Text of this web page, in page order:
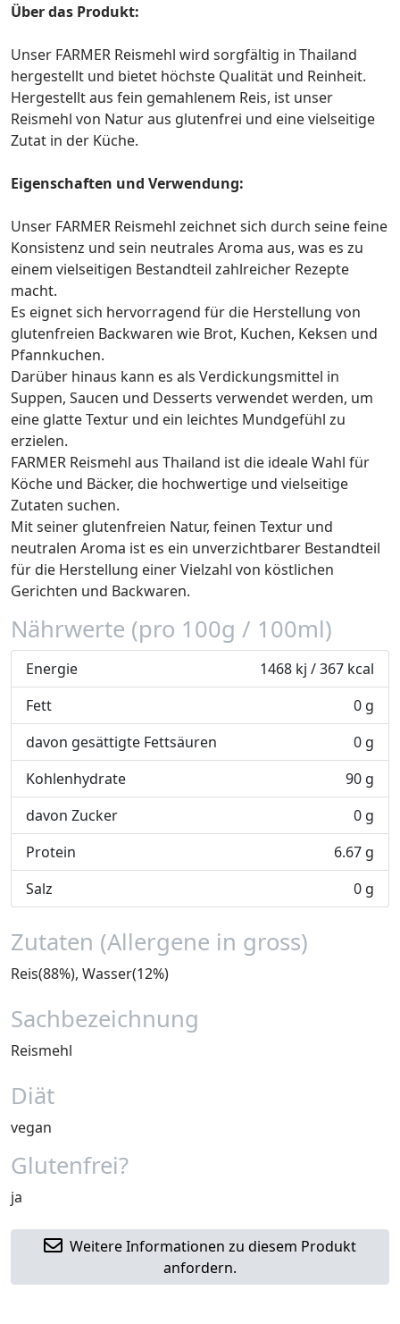
Über das Produkt:
Unser FARMER Reismehl wird sorgfältig in Thailand
hergestellt und bietet höchste Qualität und Reinheit.
Hergestellt aus fein gemahlenem Reis, ist unser
Reismehl von Natur aus glutenfrei und eine vielseitige
Zutat in der Küche.
Eigenschaften und Verwendung:
Unser FARMER Reismehl zeichnet sich durch seine feine
Konsistenz und sein neutrales Aroma aus, was es zu
einem vielseitigen Bestandteil zahlreicher Rezepte
macht.
Es eignet sich hervorragend für die Herstellung von
glutenfreien Backwaren wie Brot, Kuchen, Keksen und
Pfannkuchen.
Darüber hinaus kann es als Verdickungsmittel in
Suppen, Saucen und Desserts verwendet werden, um
eine glatte Textur und ein leichtes Mundgefühl zu
erzielen.
FARMER Reismehl aus Thailand ist die ideale Wahl für
Köche und Bäcker, die hochwertige und vielseitige
Zutaten suchen.
Mit seiner glutenfreien Natur, feinen Textur und
neutralen Aroma ist es ein unverzichtbarer Bestandteil
für die Herstellung einer Vielzahl von köstlichen
Gerichten und Backwaren.
Nährwerte (pro 100g / 100ml)
Energie
1468 kj / 367 kcal
Fett
0 g
davon gesättigte Fettsäuren
0 g
Kohlenhydrate
90 g
davon Zucker
0 g
Protein
6.67 g
Salz
0 g
Zutaten (Allergene in gross)
Reis(88%), Wasser(12%)
Sachbezeichnung
Reismehl
Diät
vegan
Glutenfrei?
ja
Weitere Informationen zu diesem Produkt
anfordern.